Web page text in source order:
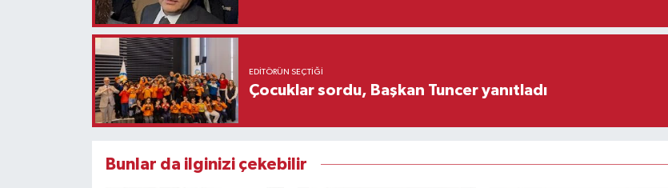
EDITÖRÜN SEÇTIĞI
Çocuklar sordu, Başkan Tuncer yanıtladı
Bunlar da ilginizi çekebilir